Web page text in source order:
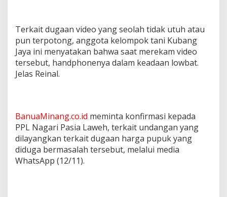
Terkait dugaan video yang seolah tidak utuh atau
pun terpotong, anggota kelompok tani Kubang
Jaya ini menyatakan bahwa saat merekam video
tersebut, handphonenya dalam keadaan lowbat.
Jelas Reinal.
BanuaMinang.co.id meminta konfirmasi kepada
PPL Nagari Pasia Laweh, terkait undangan yang
dilayangkan terkait dugaan harga pupuk yang
diduga bermasalah tersebut, melalui media
WhatsApp (12/11).